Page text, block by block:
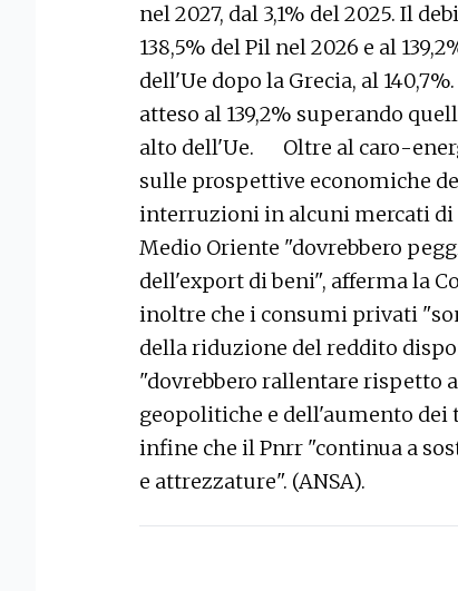
nel 2027, dal 3,1% del 2025. Il
138,5% del Pil nel 2026 e al
dell'Ue dopo la Grecia, al
atteso al 139,2% superando
alto dell'Ue. Oltre al caro-
sulle prospettive economiche
interruzioni in alcuni mercati
Medio Oriente "dovrebbero
dell'export di beni", afferma la
inoltre che i consumi privati
della riduzione del reddito
"dovrebbero rallentare rispetto
geopolitiche e dell'aumento dei
infine che il Pnrr "continua a
e attrezzature". (ANSA).